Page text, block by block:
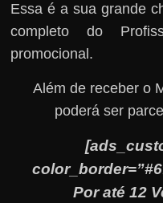
Essa é a sua grande
completo do
promocional.
Além de receber o
poderá ser
Por até 12